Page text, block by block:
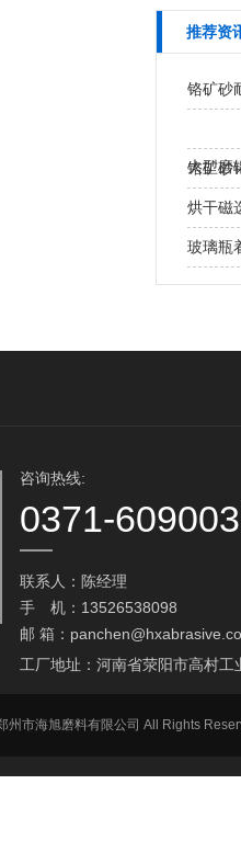
推荐资
铬矿砂
大型磨
处？
铬矿砂
烘干磁
玻璃瓶
咨询热线:
0371-
联系人：陈经理
手 机：13526538098
邮 箱：
工厂地址：河南省荥阳市高村工
州市海旭磨料有限公司 All Rights